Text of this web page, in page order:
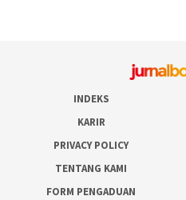
INDEKS
KARIR
PRIVACY POLICY
TENTANG KAMI
FORM PENGADUAN